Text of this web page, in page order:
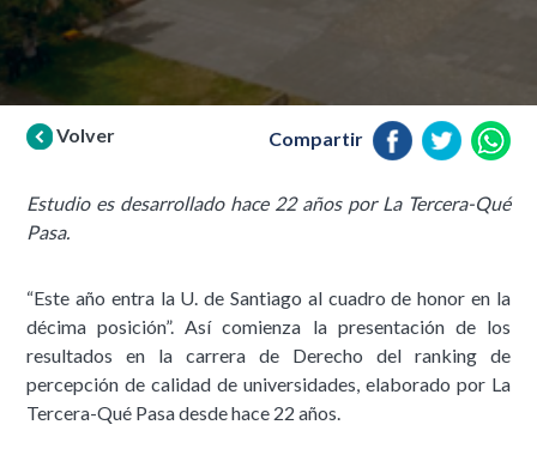
Volver Compartir
Estudio es desarrollado hace 22 años por La Tercera-Qué
Pasa.
“Este año entra la U. de Santiago al cuadro de honor en la
décima posición”. Así comienza la presentación de los
resultados en la carrera de Derecho del ranking de
percepción de calidad de universidades, elaborado por La
Tercera-Qué Pasa desde hace 22 años.